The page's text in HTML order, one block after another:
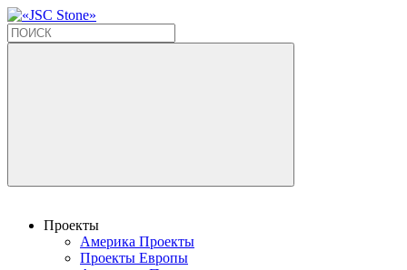
Проекты
Америка Проекты
Проекты Европы